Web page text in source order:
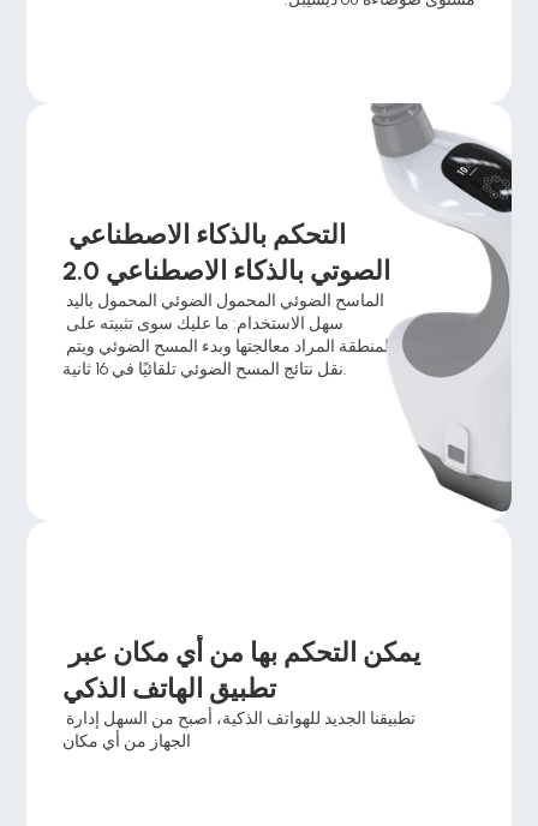
الصوتي بالذكاء الاصطناعي 2.0
الماسح الضوئي المحمول الضوئي المحمول باليد
نقل نتائج المسح الضوئي تلقائيًا في 16 ثانية.
تطبيق الهاتف الذكي
الجهاز من أي مكان